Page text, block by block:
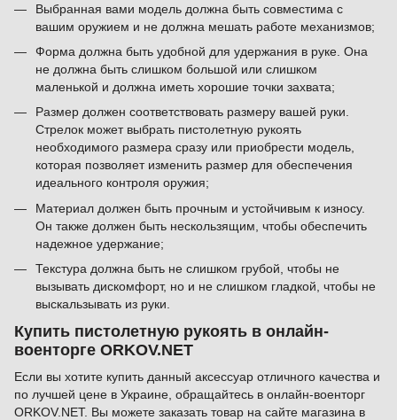
Выбранная вами модель должна быть совместима с
вашим оружием и не должна мешать работе механизмов;
Форма должна быть удобной для удержания в руке. Она
не должна быть слишком большой или слишком
маленькой и должна иметь хорошие точки захвата;
Размер должен соответствовать размеру вашей руки.
Стрелок может выбрать пистолетную рукоять
необходимого размера сразу или приобрести модель,
которая позволяет изменить размер для обеспечения
идеального контроля оружия;
Материал должен быть прочным и устойчивым к износу.
Он также должен быть нескользящим, чтобы обеспечить
надежное удержание;
Текстура должна быть не слишком грубой, чтобы не
вызывать дискомфорт, но и не слишком гладкой, чтобы не
выскальзывать из руки.
Купить пистолетную рукоять в онлайн-
военторге ORKOV.NET
Если вы хотите купить данный аксессуар отличного качества и
по лучшей цене в Украине, обращайтесь в онлайн-военторг
ORKOV.NET. Вы можете заказать товар на сайте магазина в